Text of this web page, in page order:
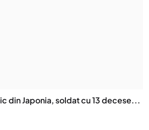
din Japonia, soldat cu 13 decese...